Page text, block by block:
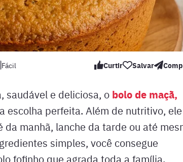
Fácil Curtir Salvar
saudável e deliciosa, o bolo de maçã,
escolha perfeita. Além de nutritivo,
manhã, lanche da tarde ou até
simples, você consegue
fofinho que agrada toda a família.